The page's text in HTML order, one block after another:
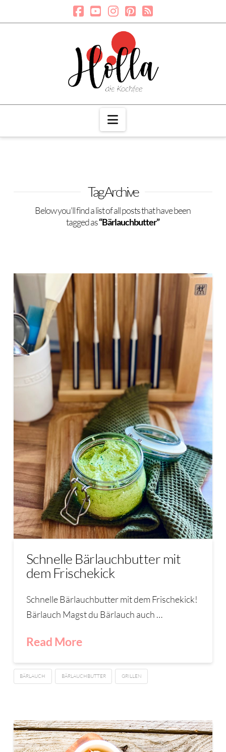
Navigation
Tag Archive
Below you'll find a list of all posts that have been
tagged as“Bärlauchbutter”
Schnelle Bärlauchbutter mit
dem Frischekick
Schnelle Bärlauchbutter mit dem Frischekick!
Bärlauch Magst du Bärlauch auch …
Read More
BÄRLAUCH BÄRLAUCHBUTTER GRILLEN